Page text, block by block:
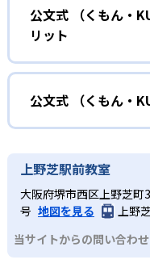
しさを経験できる。
KUMONの教材は、簡
ルステップで進んでい
イルは子どもの学習
という受け身の姿勢で
つけられるだろう。
また、自学学習スタイ
課題に気がつくように
るため、早い時期から
03 フ
小学校に入
KUMONでは細かいス
さを経験しながら無理
性格や学習への取り組
め、小学校に入っても
るだろう。
中学に向けて苦
KUMONでは経験豊富
るよう適切なヒントを
少しずつ苦手意識を克
公文式 （くもん・
リット
どん
KUMONでは自学自習
標に向かって頑張り
た、年齢や学年にとら
ルから学習できるため
単すぎて退屈すること
どんな
KUMONでは、中高生
科に限られるため、そ
る必要があるだろう。
公文式 （くもん・
KUMONは、公式サイ
望校への実績があるか
わせたい。
上野芝駅前教室
大阪府堺市西区上野芝町
号 地図を見る
上野
当サイトからの問い合わ